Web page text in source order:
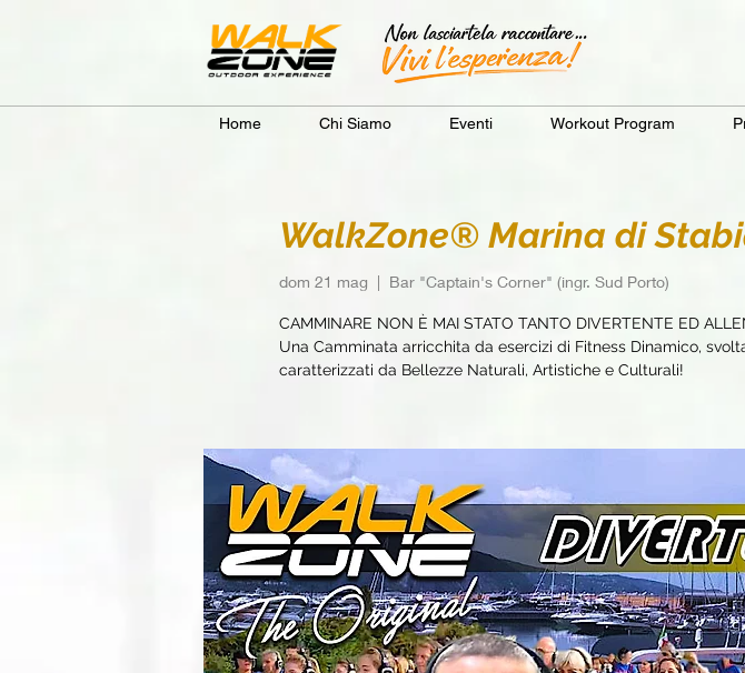
Home Chi Siamo Eventi Workout Program
WalkZone® Marina di
dom 21 mag
  |
Bar "Captain's Corner" (ingr. Sud Porto)
CAMMINARE NON È MAI STATO TANTO DIVERTENTE ED
Una Camminata arricchita da esercizi di Fitness Dinamico,
caratterizzati da Bellezze Naturali, Artistiche e Culturali!